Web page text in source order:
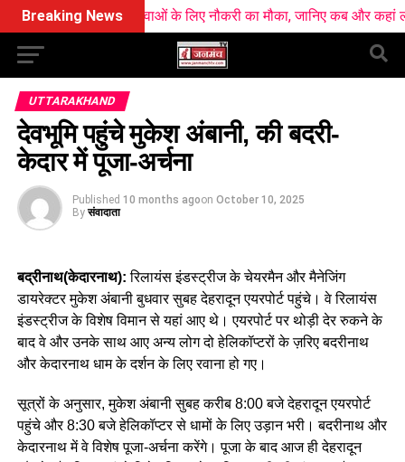
Breaking News
10 हजार युवाओं के लिए नौकरी का मौका, जानिए कब और कहां लगेंगे रोजगार
UTTARAKHAND
देवभूमि पहुंचे मुकेश अंबानी, की बदरी-
केदार में पूजा-अर्चना
Published 10 months agoon October 10, 2025
By संवादाता
बद्रीनाथ(केदारनाथ): रिलायंस इंडस्ट्रीज के चेयरमैन और मैनेजिंग
डायरेक्टर मुकेश अंबानी बुधवार सुबह देहरादून एयरपोर्ट पहुंचे। वे रिलायंस
इंडस्ट्रीज के विशेष विमान से यहां आए थे। एयरपोर्ट पर थोड़ी देर रुकने के
बाद वे और उनके साथ आए अन्य लोग दो हेलिकॉप्टरों के ज़रिए बदरीनाथ
और केदारनाथ धाम के दर्शन के लिए रवाना हो गए।
सूत्रों के अनुसार, मुकेश अंबानी सुबह करीब 8:00 बजे देहरादून एयरपोर्ट
पहुंचे और 8:30 बजे हेलिकॉप्टर से धामों के लिए उड़ान भरी। बदरीनाथ और
केदारनाथ में वे विशेष पूजा-अर्चना करेंगे। पूजा के बाद आज ही देहरादून